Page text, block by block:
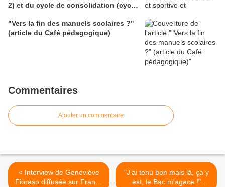
2) et du cycle de consolidation (cycle
"Vers la fin des manuels scolaires ?"
(article du Café pédagogique)
Commentaires
Ajouter un commentaire
< Interview de Geneviève
Fioraso diffusée sur France
"J'ai tenu bon mais là, ça y
est, le Bac m'agace !"